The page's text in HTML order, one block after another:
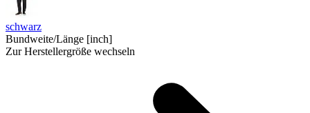
schwarz
Bundweite/Länge [inch]
Zur Herstellergröße wechseln